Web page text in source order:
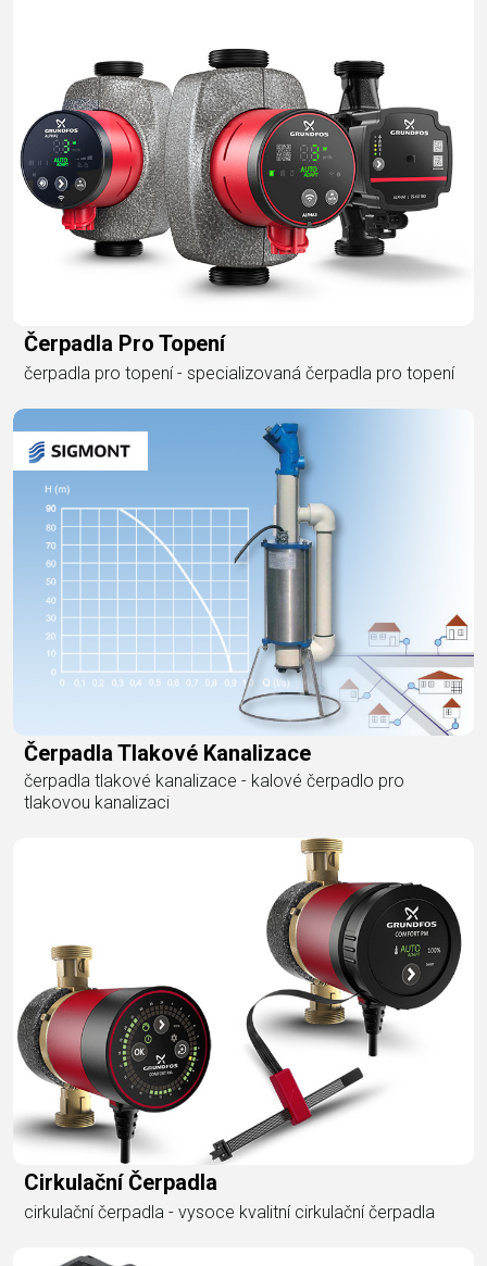
Čerpadla Pro Topení
čerpadla pro topení - specializovaná čerpadla pro topení
Čerpadla Tlakové Kanalizace
čerpadla tlakové kanalizace - kalové čerpadlo pro
tlakovou kanalizaci
Cirkulační Čerpadla
cirkulační čerpadla - vysoce kvalitní cirkulační čerpadla